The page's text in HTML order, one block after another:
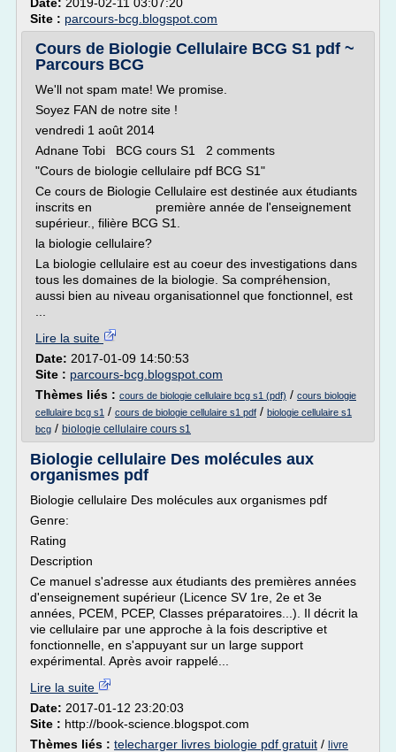
Site : parcours-bcg.blogspot.com
Cours de Biologie Cellulaire BCG S1 pdf ~
Parcours BCG
We'll not spam mate! We promise.
Soyez FAN de notre site !
vendredi 1 août 2014
Adnane Tobi BCG cours S1 2 comments
"Cours de biologie cellulaire pdf BCG S1"
Ce cours de Biologie Cellulaire est destinée aux étudiants
inscrits en première année de l'enseignement
supérieur., filière BCG S1.
la biologie cellulaire?
La biologie cellulaire est au coeur des investigations dans
tous les domaines de la biologie. Sa compréhension,
aussi bien au niveau organisationnel que fonctionnel, est
Lire la suite
Date: 2017-01-09 14:50:53
Site : parcours-bcg.blogspot.com
Thèmes liés : cours de biologie cellulaire bcg s1 (pdf) / cours biologie
cellulaire bcg s1 / cours de biologie cellulaire s1 pdf / biologie cellulaire s1
bcg / biologie cellulaire cours s1
Biologie cellulaire Des molécules aux
organismes pdf
Biologie cellulaire Des molécules aux organismes pdf
Genre:
Rating
Description
Ce manuel s'adresse aux étudiants des premières années
d'enseignement supérieur (Licence SV 1re, 2e et 3e
années, PCEM, PCEP, Classes préparatoires...). Il décrit la
vie cellulaire par une approche à la fois descriptive et
fonctionnelle, en s'appuyant sur un large support
expérimental. Après avoir rappelé...
Lire la suite
Date: 2017-01-12 23:20:03
Site : http://book-science.blogspot.com
Thèmes liés : telecharger livres biologie pdf gratuit / livre